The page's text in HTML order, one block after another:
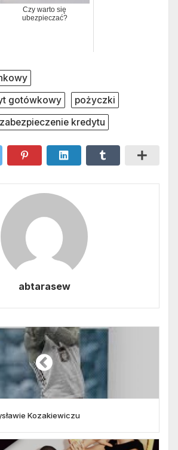
Czy warto się
ubezpieczać?
gotówkowy
pożyczki
zabezpieczenie kredytu
abtarasew
Kozakiewiczu